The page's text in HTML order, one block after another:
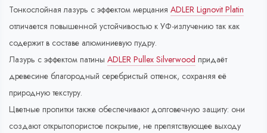
Тонкослойная лазурь с эффектом мерцания ADLER Lignovit Platin
отличается повышенной устойчивостью к УФ-излучению так как
содержит в составе алюминиевую пудру.
Лазурь с эффектом патины ADLER Pullex Silverwood придаёт
древесине благородный серебристый оттенок, сохраняя её
природную текстуру.
Цветные пропитки также обеспечивают долговечную защиту: они
создают открытопористое покрытие, не препятствующее выходу